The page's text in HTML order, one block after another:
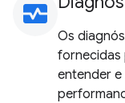
monitor_heart
Os
fornecidas
entender